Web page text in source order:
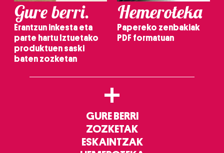
Gure berri.
Erantzun inkesta eta
parte hartu Iztuetako
produktuen saski
baten zozketan
Hemeroteka
Papereko zenbakiak
PDF formatuan
+
GURE BERRI
ZOZKETAK
ESKAINTZAK